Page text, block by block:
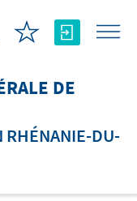
DE
RHÉNANIE-DU-